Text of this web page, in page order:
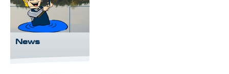
News